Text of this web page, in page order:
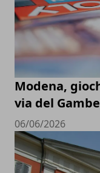
Modena,
via del
06/06/2026